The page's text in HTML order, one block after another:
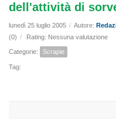
dell'attività di
lunedì 25 luglio 2005 / Autore:
(0) / Rating: Nessuna valutazione
Categorie: Scrapie
Tag: